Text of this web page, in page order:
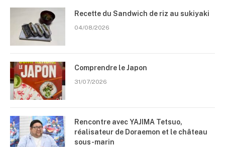
Recette du Sandwich de riz au sukiyaki
04/08/2026
Comprendre le Japon
31/07/2026
Rencontre avec YAJIMA Tetsuo,
réalisateur de Doraemon et le château
sous-marin